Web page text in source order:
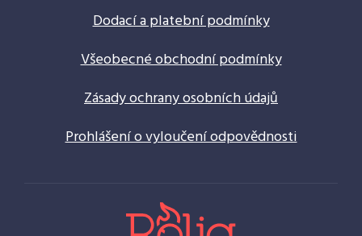
Dodací a platební podmínky
Všeobecné obchodní podmínky
Zásady ochrany osobních údajů
Prohlášení o vyloučení odpovědnosti